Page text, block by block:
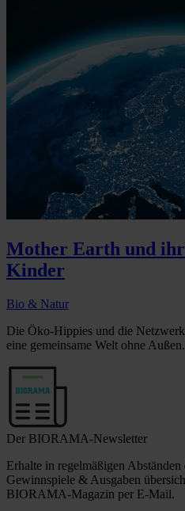
Mother Earth und
Kinder
Bio & Natur
Die Öko-Hippies und die
eine gemeinsame Welt ohne
Der BIORAMA-Newsletter
Erhalte in regelmäßigen
Gewinnspiele & Ausgaben
BIORAMA-Magazin per E-Mail.